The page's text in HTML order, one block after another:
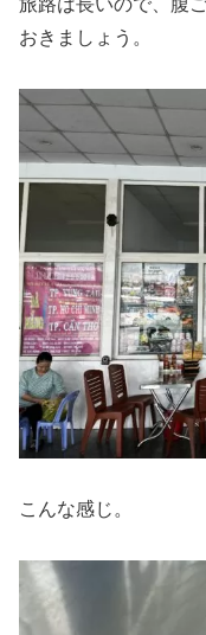
旅路は長いので、腹
おきましょう。
こんな感じ。